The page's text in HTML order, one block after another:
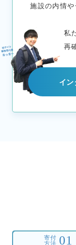
施設の内情
私
再
イ
寄付
方法 01